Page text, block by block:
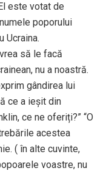
este votat de
poporului
Ucraina.
să le facă
nu a noastră.
gândirea lui
ce a ieșit din
ce ne oferiți?” “O
acestea
( în alte cuvinte,
voastre, nu